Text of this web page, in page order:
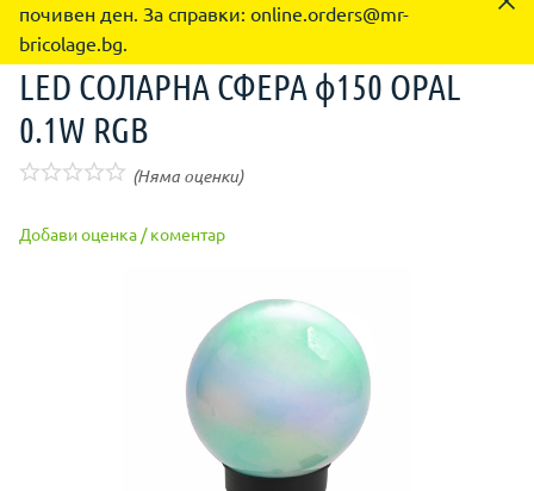
почивен ден. За справки: online.orders@mr-
bricolage.bg.
LED СОЛАРНА СФЕРА ф150 OPAL
0.1W RGB
(Няма оценки)
Добави оценка / коментар